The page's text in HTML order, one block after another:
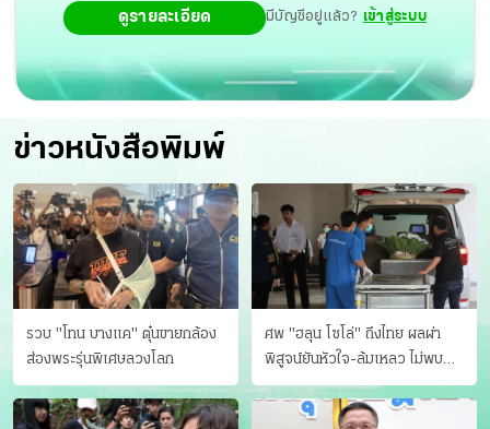
ดูรายละเอียด มีบัญชีอยู่แล้ว? เข้าสู่ระบบ
ข่าวหนังสือพิมพ์
รวบ "โทน บางแค" ตุ๋นขายกล้อง
ส่องพระรุ่นพิเศษลวงโลก
ศพ "ฮลุน โซโล่" ถึงไทย ผลผ่า
พิสูจน์ยันหัวใจ-ล้มเหลว ไม่พบ
บาดแผล